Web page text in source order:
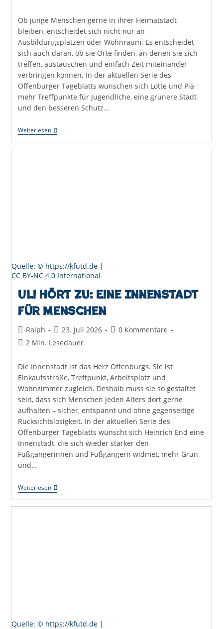
Ob junge Menschen gerne in ihrer Heimatstadt
bleiben, entscheidet sich nicht nur an
Ausbildungsplätzen oder Wohnraum. Es entscheidet
sich auch daran, ob sie Orte finden, an denen sie sich
treffen, austauschen und einfach Zeit miteinander
verbringen können. In der aktuellen Serie des
Offenburger Tageblatts wünschen sich Lotte und Pia
mehr Treffpunkte für Jugendliche, eine grünere Stadt
und den besseren Schutz…
WeiterlesenUli
Hört
Quelle: © https://kfutd.de |
CC BY-NC 4.0 International
Uli hört zu: Eine Innenstadt
für Menschen
Beitrags-
Autor:
Ralph
Beitrag
veröffentlicht:
23. Juli 2026
Beitrags-
0 Kommentare
Lesedauer:
2 Min. Lesedauer
Die Innenstadt ist das Herz Offenburgs. Sie ist
Einkaufsstraße, Treffpunkt, Arbeitsplatz und
Wohnzimmer zugleich. Deshalb muss sie so gestaltet
sein, dass sich Menschen jeden Alters dort gerne
aufhalten – sicher, entspannt und ohne gegenseitige
Rücksichtslosigkeit. In der aktuellen Serie des
Offenburger Tageblatts wünscht sich Heinrich End eine
Innenstadt, die sich wieder stärker den
Fußgängerinnen und Fußgängern widmet, mehr Grün
und…
WeiterlesenUli
Hört
Quelle: © https://kfutd.de |